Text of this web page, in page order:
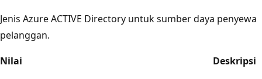
Jenis Azure ACTIVE Directory untuk sumber daya penyewa
pelanggan.
Nilai
Deskripsi